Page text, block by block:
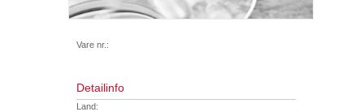
Vare nr.:
Detailinfo
Land: